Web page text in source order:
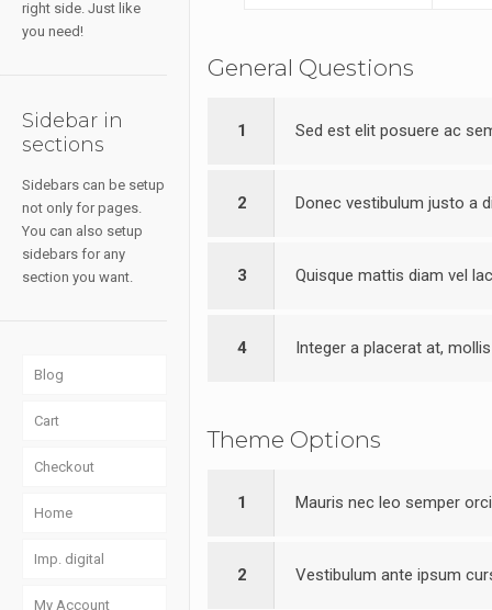
General Questions
1 Sed est elit posuere ac
2 Donec vestibulum justo a
3 Quisque mattis diam vel
4 Integer a placerat at,
Theme Options
1 Mauris nec leo semper
2 Vestibulum ante ipsum
right side. Just like
you need!
Sidebar in
sections
Sidebars can be setup
not only for pages.
You can also setup
sidebars for any
section you want.
Blog
Cart
Checkout
Home
Imp. digital
My Account